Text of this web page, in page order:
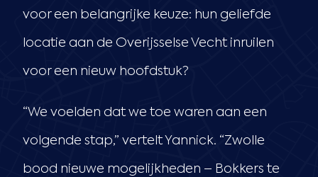
voor een belangrijke keuze: hun geliefde
locatie aan de Overijsselse Vecht inruilen
voor een nieuw hoofdstuk?
“We voelden dat we toe waren aan een
volgende stap,” vertelt Yannick. “Zwolle
bood nieuwe mogelijkheden – Bokkers te